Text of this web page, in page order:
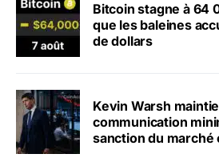
Bitcoin stagne à 64
que les baleines
de dollars
Kevin Warsh
communication
sanction du marché